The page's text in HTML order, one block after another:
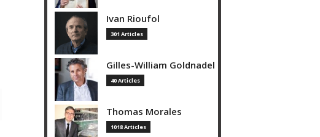
Ivan Rioufol
301 Articles
Gilles-William Goldnadel
40 Articles
Thomas Morales
1018 Articles